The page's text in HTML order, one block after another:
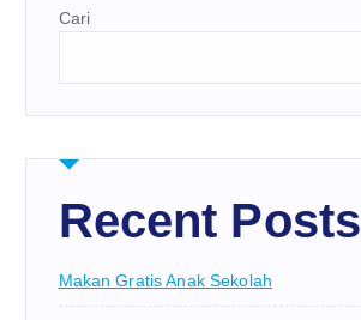
Cari
Recent Posts
Makan Gratis Anak Sekolah